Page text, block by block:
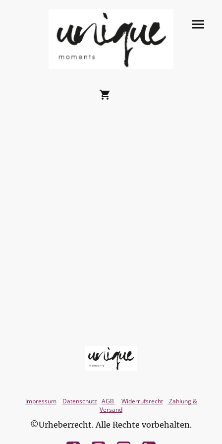
Impressum Datenschutz AGB Widerrufsrecht
Zahlung &
Versand
©Urheberrecht. Alle Rechte vorbehalten.